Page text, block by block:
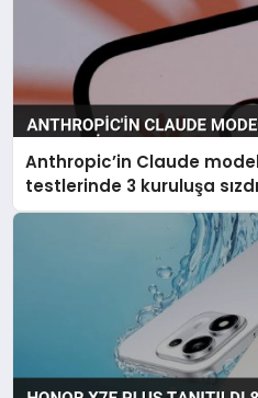
Anthropic’in Claude
testlerinde 3 kuruluşa sızdı